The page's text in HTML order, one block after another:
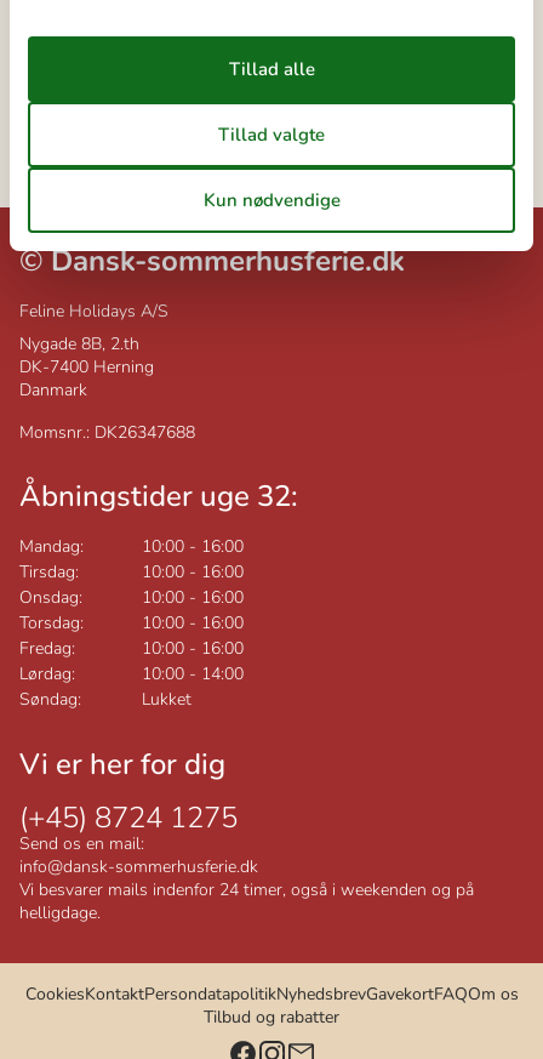
Danmark
Nordjylland
©Dansk-sommerhusferie.dk
Feline Holidays A/S
Nygade 8B, 2.th
DK-7400 Herning
Danmark
Momsnr.: DK26347688
Åbningstider uge 32:
Mandag: 10:00 - 16:00
Tirsdag:
10:00 - 16:00
Onsdag:
10:00 - 16:00
Torsdag:
10:00 - 16:00
Fredag:
10:00 - 16:00
Lørdag:
10:00 - 14:00
Søndag:
Lukket
Vi er her for dig
(+45) 8724 1275
Send os en mail:
info@dansk-sommerhusferie.dk
Vi besvarer mails indenfor 24 timer, også i weekenden og på
helligdage.
CookiesKontaktPersondatapolitikNyhedsbrevGavekortFAQOm os
Tilbud og rabatter